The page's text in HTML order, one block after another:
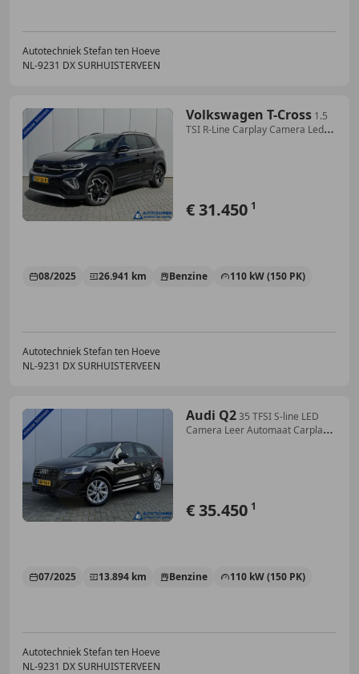
Autotechniek Stefan ten Hoeve
NL-9231 DX SURHUISTERVEEN
Volkswagen T-Cross 1.5
TSI R-Line Carplay Camera Led
€ 31.450 1
08/2025 26.941 km Benzine 110 kW (150 PK)
Autotechniek Stefan ten Hoeve
NL-9231 DX SURHUISTERVEEN
Audi Q235 TFSI S-line LED
Camera Leer Automaat Carplay
€ 35.450 1
07/2025 13.894 km Benzine 110 kW (150 PK)
Autotechniek Stefan ten Hoeve
NL-9231 DX SURHUISTERVEEN